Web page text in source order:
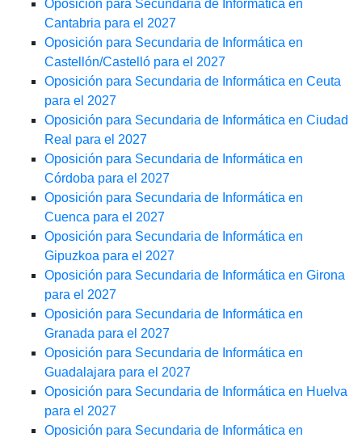
Oposición para Secundaria de Informática en
Cantabria para el 2027
Oposición para Secundaria de Informática en
Castellón/Castelló para el 2027
Oposición para Secundaria de Informática en Ceuta
para el 2027
Oposición para Secundaria de Informática en Ciudad
Real para el 2027
Oposición para Secundaria de Informática en
Córdoba para el 2027
Oposición para Secundaria de Informática en
Cuenca para el 2027
Oposición para Secundaria de Informática en
Gipuzkoa para el 2027
Oposición para Secundaria de Informática en Girona
para el 2027
Oposición para Secundaria de Informática en
Granada para el 2027
Oposición para Secundaria de Informática en
Guadalajara para el 2027
Oposición para Secundaria de Informática en Huelva
para el 2027
Oposición para Secundaria de Informática en